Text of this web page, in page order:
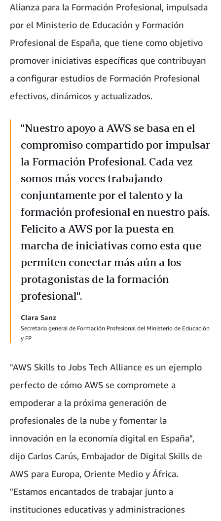
Alianza para la Formación Profesional, impulsada
por el Ministerio de Educación y Formación
Profesional de España, que tiene como objetivo
promover iniciativas específicas que contribuyan
a configurar estudios de Formación Profesional
efectivos, dinámicos y actualizados.
"Nuestro apoyo a AWS se basa en el
compromiso compartido por impulsar
la Formación Profesional. Cada vez
somos más voces trabajando
conjuntamente por el talento y la
formación profesional en nuestro país.
Felicito a AWS por la puesta en
marcha de iniciativas como esta que
permiten conectar más aún a los
protagonistas de la formación
profesional".
Clara Sanz
Secretaria general de Formación Profesional del Ministerio de Educación
y FP
"AWS Skills to Jobs Tech Alliance es un ejemplo
perfecto de cómo AWS se compromete a
empoderar a la próxima generación de
profesionales de la nube y fomentar la
innovación en la economía digital en España",
dijo Carlos Carús, Embajador de Digital Skills de
AWS para Europa, Oriente Medio y África.
"Estamos encantados de trabajar junto a
instituciones educativas y administraciones